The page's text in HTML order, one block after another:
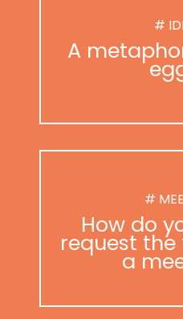
#
A
#
How do
request
a